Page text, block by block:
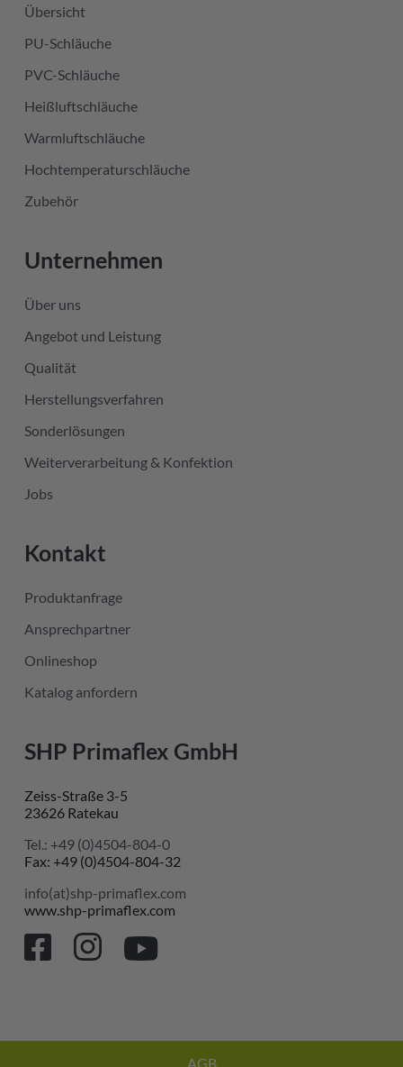
Übersicht
PU-Schläuche
PVC-Schläuche
Heißluftschläuche
Warmluftschläuche
Hochtemperaturschläuche
Zubehör
Unternehmen
Über uns
Angebot und Leistung
Qualität
Herstellungsverfahren
Sonderlösungen
Weiterverarbeitung & Konfektion
Jobs
Kontakt
Produktanfrage
Ansprechpartner
Onlineshop
Katalog anfordern
SHP Primaflex GmbH
Zeiss-Straße 3-5
23626 Ratekau
Tel.: +49 (0)4504-804-0
Fax: +49 (0)4504-804-32
info(at)shp-primaflex.com
www.shp-primaflex.com
AGB